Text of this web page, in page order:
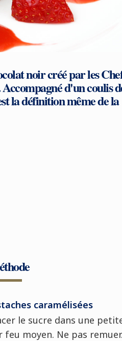
noir créé par les
d'un coulis
la définition même de la
caramélisées
le sucre dans une
feu moyen. Ne pas